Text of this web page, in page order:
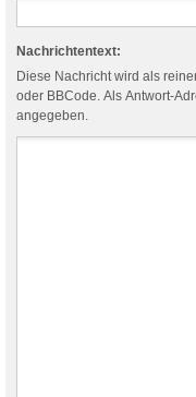
Nachrichtentext:
Diese Nachricht wird als
oder BBCode. Als Antwort-
angegeben.